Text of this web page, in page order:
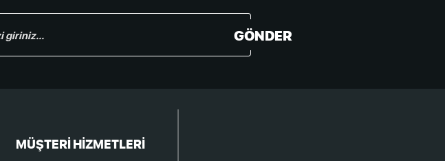
GÖNDER
MÜŞTERİ HİZMETLERİ